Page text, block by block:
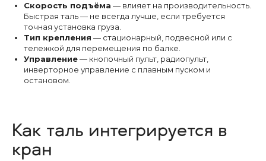
Скорость подъёма — влияет на производительность.
Быстрая таль — не всегда лучше, если требуется
точная установка груза.
Тип крепления — стационарный, подвесной или с
тележкой для перемещения по балке.
Управление— кнопочный пульт, радиопульт,
инверторное управление с плавным пуском и
остановом.
Как таль интегрируется в
кран